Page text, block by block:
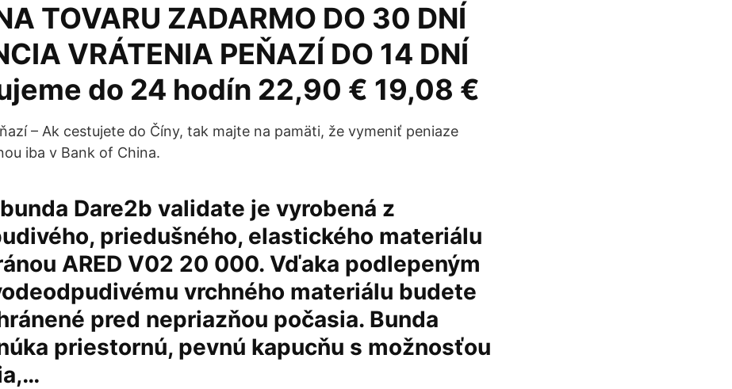
TOVARU ZADARMO DO 30 DNÍ
VRÁTENIA PEŇAZÍ DO 14 DNÍ
do 24 hodín 22,90 € 19,08 €
– Ak cestujete do Číny, tak majte na pamäti, že vymeniť peniaze
iba v Bank of China.
Dare2b validate je vyrobená z
priedušného, elastického materiálu
ARED V02 20 000. Vďaka podlepeným
vrchného materiálu budete
pred nepriazňou počasia. Bunda
priestornú, pevnú kapucňu s možnosťou